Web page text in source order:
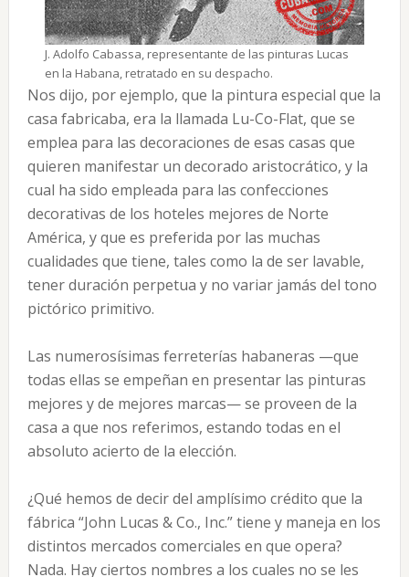
J. Adolfo Cabassa, representante de las pinturas Lucas
en la Habana, retratado en su despacho.
Nos dijo, por ejemplo, que la pintura especial que la
casa fabricaba, era la llamada Lu-Co-Flat, que se
emplea para las decoraciones de esas casas que
quieren manifestar un decorado aristocrático, y la
cual ha sido empleada para las confecciones
decorativas de los hoteles mejores de Norte
América, y que es preferida por las muchas
cualidades que tiene, tales como la de ser lavable,
tener duración perpetua y no variar jamás del tono
pictórico primitivo.
Las numerosísimas ferreterías habaneras —que
todas ellas se empeñan en presentar las pinturas
mejores y de mejores marcas— se proveen de la
casa a que nos referimos, estando todas en el
absoluto acierto de la elección.
¿Qué hemos de decir del amplísimo crédito que la
fábrica “John Lucas & Co., Inc.” tiene y maneja en los
distintos mercados comerciales en que opera?
Nada. Hay ciertos nombres a los cuales no se les